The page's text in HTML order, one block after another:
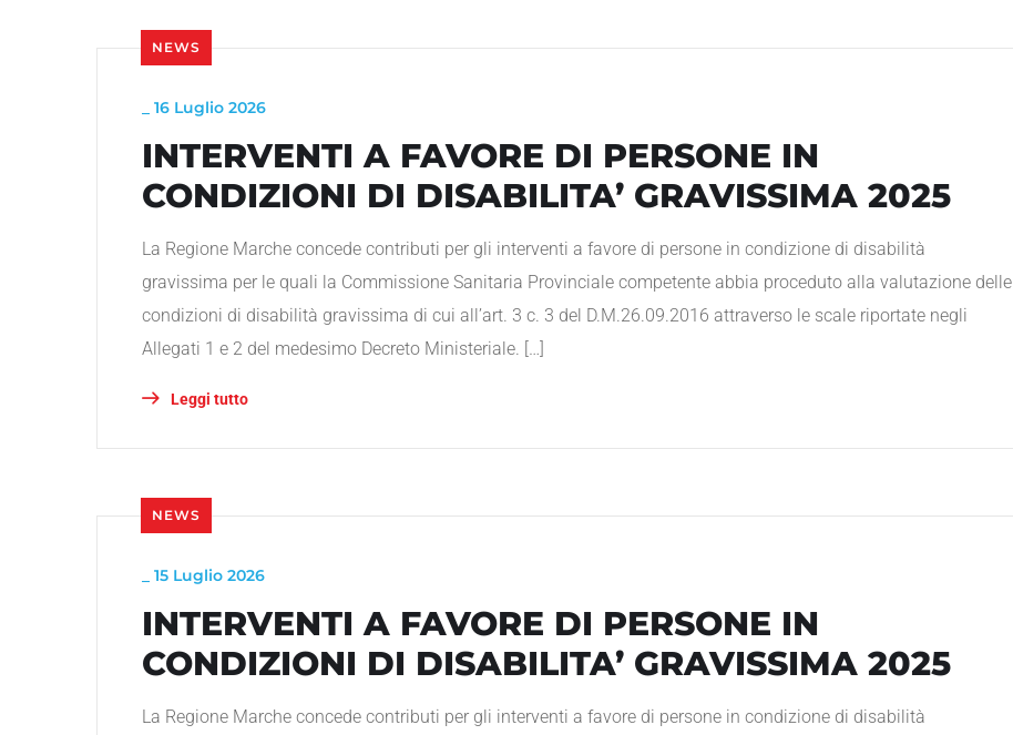
NEWS
16 Luglio 2026
INTERVENTI A FAVORE DI PERSONE IN
CONDIZIONI DI DISABILITA’ GRAVISSIMA 2025
La Regione Marche concede contributi per gli interventi a favore di persone in condizione di disabilità
gravissima per le quali la Commissione Sanitaria Provinciale competente abbia proceduto alla valutazione delle
condizioni di disabilità gravissima di cui all’art. 3 c. 3 del D.M.26.09.2016 attraverso le scale riportate negli
Allegati 1 e 2 del medesimo Decreto Ministeriale. […]
Leggi tutto
NEWS
15 Luglio 2026
INTERVENTI A FAVORE DI PERSONE IN
CONDIZIONI DI DISABILITA’ GRAVISSIMA 2025
La Regione Marche concede contributi per gli interventi a favore di persone in condizione di disabilità